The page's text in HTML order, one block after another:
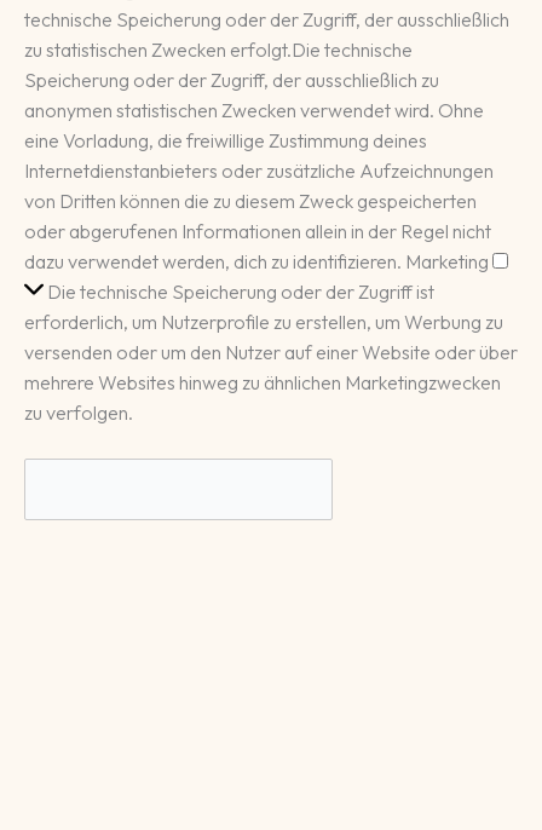
technische Speicherung oder der Zugriff, der ausschließlich
zu statistischen Zwecken erfolgt.Die technische
Speicherung oder der Zugriff, der ausschließlich zu
anonymen statistischen Zwecken verwendet wird. Ohne
eine Vorladung, die freiwillige Zustimmung deines
Internetdienstanbieters oder zusätzliche Aufzeichnungen
von Dritten können die zu diesem Zweck gespeicherten
oder abgerufenen Informationen allein in der Regel nicht
dazu verwendet werden, dich zu identifizieren. Marketing
Die technische Speicherung oder der Zugriff ist
erforderlich, um Nutzerprofile zu erstellen, um Werbung zu
versenden oder um den Nutzer auf einer Website oder über
mehrere Websites hinweg zu ähnlichen Marketingzwecken
zu verfolgen.